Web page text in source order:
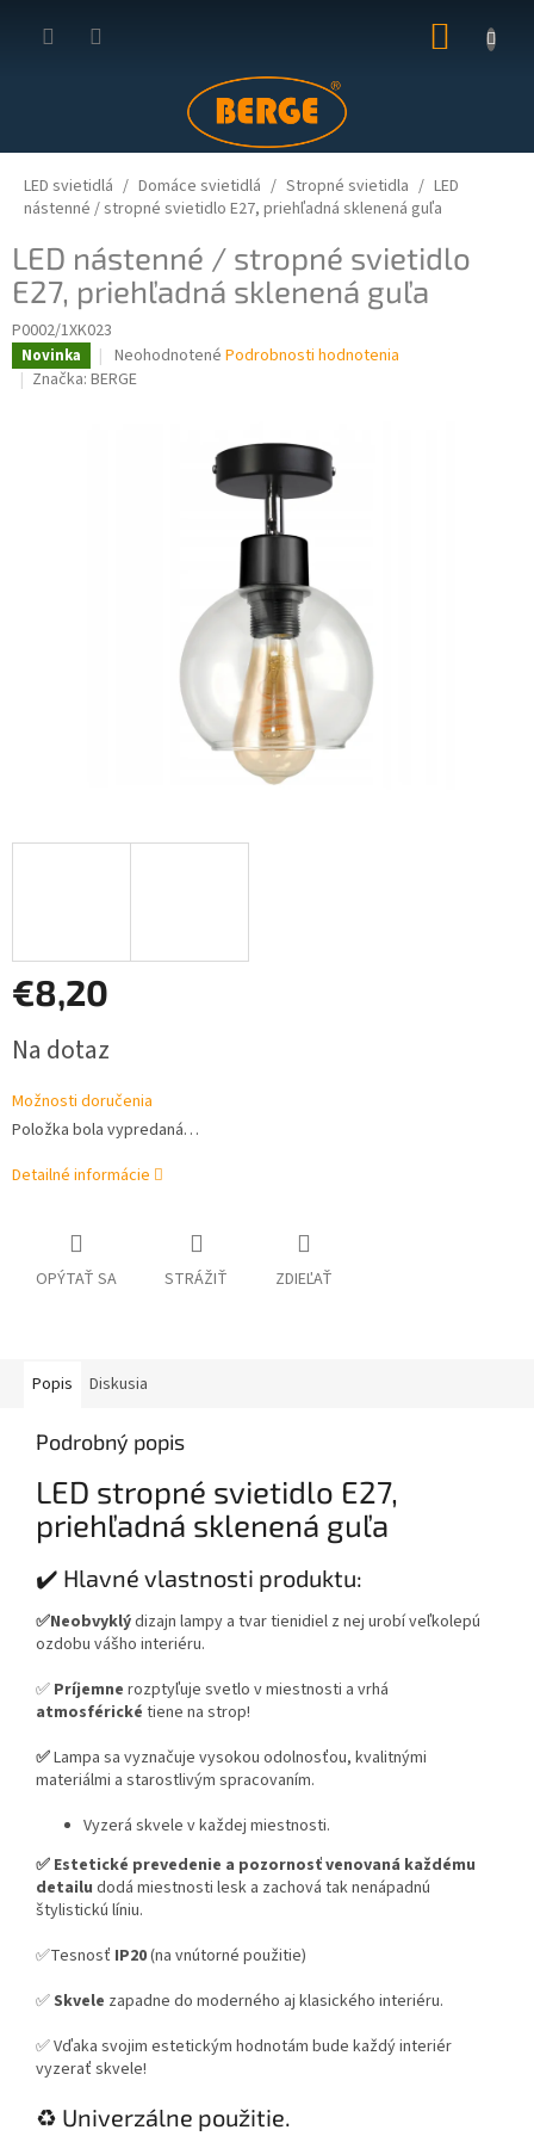
KOŠÍK
LED svietidlá Domáce svietidlá Stropné svietidla
LED
nástenné / stropné svietidlo E27, priehľadná sklenená guľa
LED nástenné / stropné svietidlo
E27, priehľadná sklenená guľa
P0002/1XK023
Novinka
Priemerné
hodnotenie
Neohodnotené Podrobnosti hodnotenia
Značka: BERGE
€8,20
cena:
Na dotaz
Možnosti doručenia
Položka bola vypredaná…
Detailné informácie
OPÝTAŤ SA STRÁŽIŤ ZDIEĽAŤ
Popis Diskusia
Podrobný popis
LED stropné svietidlo E27,
priehľadná sklenená guľa
✔️ Hlavné vlastnosti produktu:
✅Neobvyklýdizajn lampy a tvar tienidiel z nej urobí veľkolepú
ozdobu vášho interiéru.
✅ Príjemne rozptyľuje svetlo v miestnosti a vrhá
atmosférické tiene na strop!
✅Lampa sa vyznačuje vysokou odolnosťou, kvalitnými
materiálmi a starostlivým spracovaním.
Vyzerá skvele v každej miestnosti.
✅ Estetické prevedenie a pozornosť venovaná každému
detailu dodá miestnosti lesk a zachová tak nenápadnú
štylistickú líniu.
✅Tesnosť IP20(na vnútorné použitie)
✅Skvele zapadne do moderného aj klasického interiéru.
✅ Vďaka svojim estetickým hodnotám bude každý interiér
vyzerať skvele!
♻️ Univerzálne použitie.